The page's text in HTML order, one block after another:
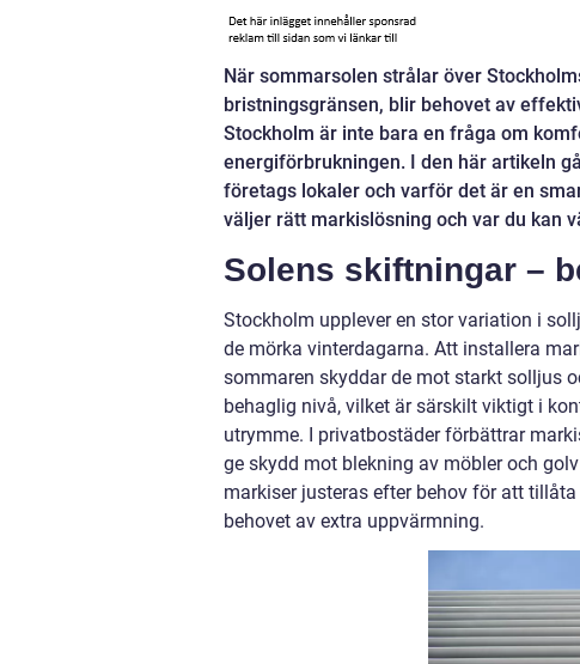
När sommarsolen strålar över
bristningsgränsen, blir behovet av
Stockholm är inte bara en fråga om
energiförbrukningen. I den här artikeln
företags lokaler och varför det är en
väljer rätt markislösning och var du kan
Solens skiftningar –
Stockholm upplever en stor variation i
de mörka vinterdagarna. Att installera
sommaren skyddar de mot starkt solljus
behaglig nivå, vilket är särskilt viktigt i
utrymme. I privatbostäder förbättrar
ge skydd mot blekning av möbler och
markiser justeras efter behov för att
behovet av extra uppvärmning.